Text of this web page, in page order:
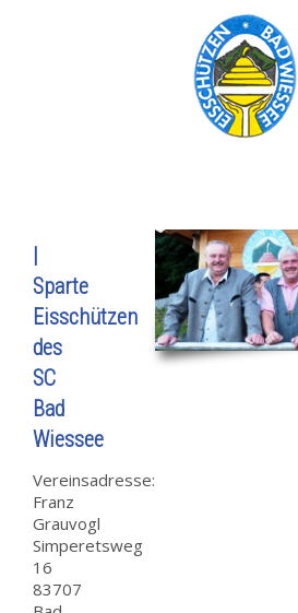
|
Sparte
Eisschützen
des
SC
Bad
Wiessee
Vereinsadresse:
Franz
Grauvogl
Simperetsweg
16
83707